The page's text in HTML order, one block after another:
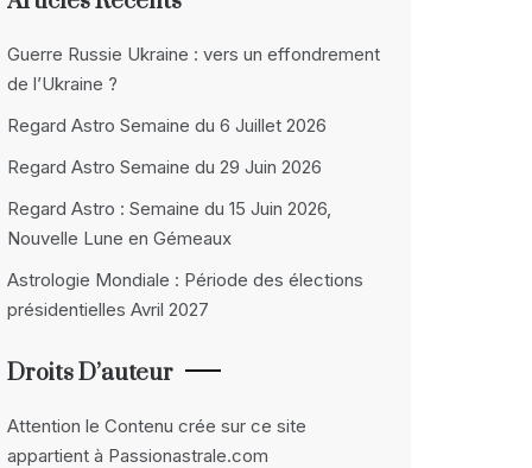
Guerre Russie Ukraine : vers un effondrement
de l’Ukraine ?
Regard Astro Semaine du 6 Juillet 2026
Regard Astro Semaine du 29 Juin 2026
Regard Astro : Semaine du 15 Juin 2026,
Nouvelle Lune en Gémeaux
Astrologie Mondiale : Période des élections
présidentielles Avril 2027
Droits D’auteur
Attention le Contenu crée sur ce site
appartient à Passionastrale.com